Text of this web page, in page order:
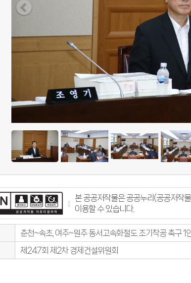
본 공공저작물은 공공누리(공공저작
이용할 수 있습니다.
춘천~속초, 여주~원주 동서고속화철도 조기착공 촉구 1
제247회 제2차 경제건설위원회